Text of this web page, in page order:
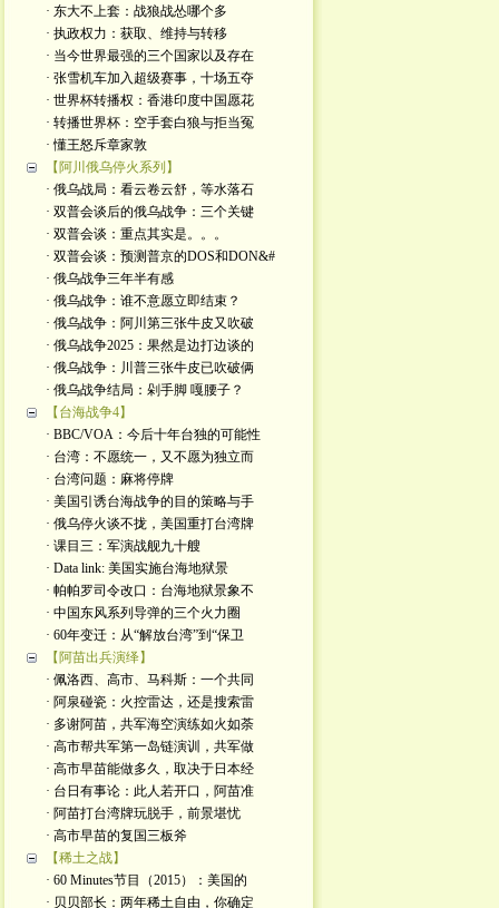
· 东大不上套：战狼战怂哪个多
· 执政权力：获取、维持与转移
· 当今世界最强的三个国家以及存在
· 张雪机车加入超级赛事，十场五夺
· 世界杯转播权：香港印度中国愿花
· 转播世界杯：空手套白狼与拒当冤
· 懂王怒斥章家敦
【阿川俄乌停火系列】
· 俄乌战局：看云卷云舒，等水落石
· 双普会谈后的俄乌战争：三个关键
· 双普会谈：重点其实是。。。
· 双普会谈：预测普京的DOS和DON&#
· 俄乌战争三年半有感
· 俄乌战争：谁不意愿立即结束？
· 俄乌战争：阿川第三张牛皮又吹破
· 俄乌战争2025：果然是边打边谈的
· 俄乌战争：川普三张牛皮已吹破俩
· 俄乌战争结局：剁手脚 嘎腰子？
【台海战争4】
· BBC/VOA：今后十年台独的可能性
· 台湾：不愿统一，又不愿为独立而
· 台湾问题：麻将停牌
· 美国引诱台海战争的目的策略与手
· 俄乌停火谈不拢，美国重打台湾牌
· 课目三：军演战舰九十艘
· Data link: 美国实施台海地狱景
· 帕帕罗司令改口：台海地狱景象不
· 中国东风系列导弹的三个火力圈
· 60年变迁：从“解放台湾”到“保卫
【阿苗出兵演绎】
· 佩洛西、高市、马科斯：一个共同
· 阿泉碰瓷：火控雷达，还是搜索雷
· 多谢阿苗，共军海空演练如火如荼
· 高市帮共军第一岛链演训，共军做
· 高市早苗能做多久，取决于日本经
· 台日有事论：此人若开口，阿苗准
· 阿苗打台湾牌玩脱手，前景堪忧
· 高市早苗的复国三板斧
【稀土之战】
· 60 Minutes节目（2015）：美国的
· 贝贝部长：两年稀土自由，你确定